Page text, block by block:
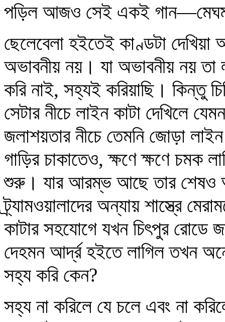
পড়িল আজও সেই একই
ছেলেবেলা হইতেই কাণ্ডটা দেখিয়া
অভাবনীয় নয়। যা অভাবনীয় নয়
করি নাই, সহ্যই করিয়াছি। কিন্তু
সেটার নীচে লাইন কাটা দেখিলে
জলাশয়তার নীচে তেমনি জোড়া
গাড়ির চাকাতেও, ক্ষণে ক্ষণে চমক
শুরু। যার আরম্ভ আছে তার শেষও
ট্র্যামওয়ালাদের অন্যায় শাস্ত্রে
কাটার সহযোগে যখন চিৎপুর রোডে
দেহমন আর্দ্র হইতে লাগিল তখন
সহ্য করি কেন?
সহ্য না করিলে যে চলে এবং না